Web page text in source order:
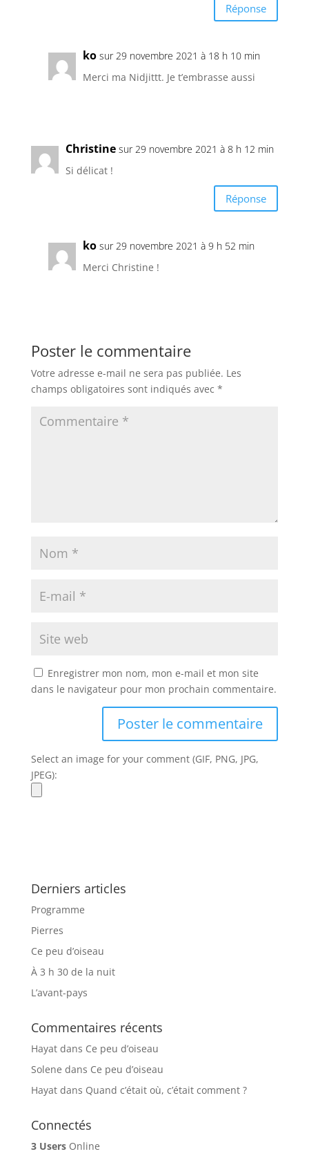
Réponse
ko sur 29 novembre 2021 à 18 h 10 min
Merci ma Nidjittt. Je t’embrasse aussi
Christine sur 29 novembre 2021 à 8 h 12 min
Si délicat !
Réponse
ko sur 29 novembre 2021 à 9 h 52 min
Merci Christine !
Poster le commentaire
Votre adresse e-mail ne sera pas publiée. Les
champs obligatoires sont indiqués avec *
Enregistrer mon nom, mon e-mail et mon site
dans le navigateur pour mon prochain commentaire.
Select an image for your comment (GIF, PNG, JPG,
JPEG):
Derniers articles
Programme
Pierres
Ce peu d’oiseau
À 3 h 30 de la nuit
L’avant-pays
Commentaires récents
Hayatdans Ce peu d’oiseau
Solene dans Ce peu d’oiseau
Hayatdans Quand c’était où, c’était comment ?
Connectés
3 UsersOnline